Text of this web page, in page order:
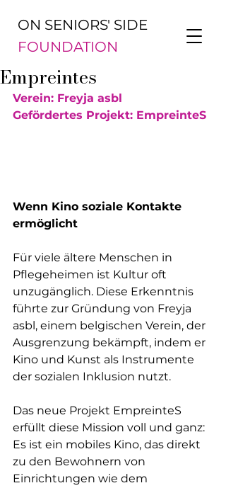
ON SENIORS' SIDE
FOUNDATION
Empreintes
Verein: Freyja asbl
Gefördertes Projekt: EmpreinteS
Wenn Kino soziale Kontakte
ermöglicht
Für viele ältere Menschen in
Pflegeheimen ist Kultur oft
unzugänglich. Diese Erkenntnis
führte zur Gründung von Freyja
asbl, einem belgischen Verein, der
Ausgrenzung bekämpft, indem er
Kino und Kunst als Instrumente
der sozialen Inklusion nutzt.
Das neue Projekt EmpreinteS
erfüllt diese Mission voll und ganz:
Es ist ein mobiles Kino, das direkt
zu den Bewohnern von
Einrichtungen wie dem